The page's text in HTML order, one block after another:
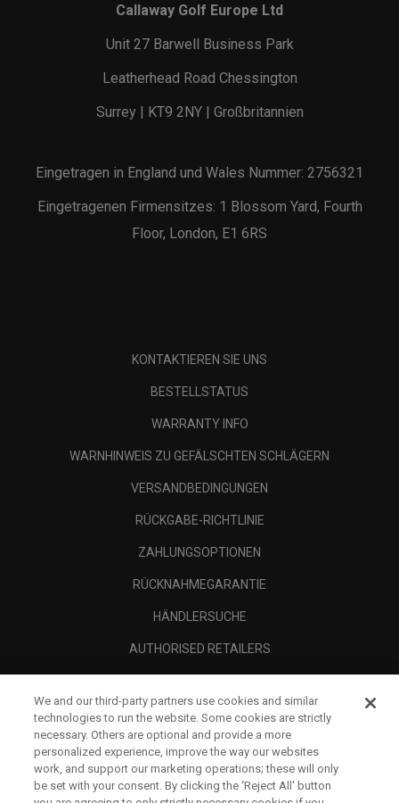
Callaway Golf Europe Ltd
Unit 27 Barwell Business Park
Leatherhead Road Chessington
Surrey | KT9 2NY | Großbritannien
Eingetragen in England und Wales Nummer: 2756321
Eingetragenen Firmensitzes: 1 Blossom Yard, Fourth
Floor, London, E1 6RS
KONTAKTIEREN SIE UNS
BESTELLSTATUS
WARRANTY INFO
WARNHINWEIS ZU GEFÄLSCHTEN SCHLÄGERN
VERSANDBEDINGUNGEN
RÜCKGABE-RICHTLINIE
ZAHLUNGSOPTIONEN
RÜCKNAHMEGARANTIE
HÄNDLERSUCHE
AUTHORISED RETAILERS
UNTERNEHMENSPROFIL
RECHTLICHES-
We and our third-party partners use cookies and similar
technologies to run the website. Some cookies are strictly
necessary. Others are optional and provide a more
personalized experience, improve the way our websites
work, and support our marketing operations; these will only
be set with your consent. By clicking the ‘Reject All' button